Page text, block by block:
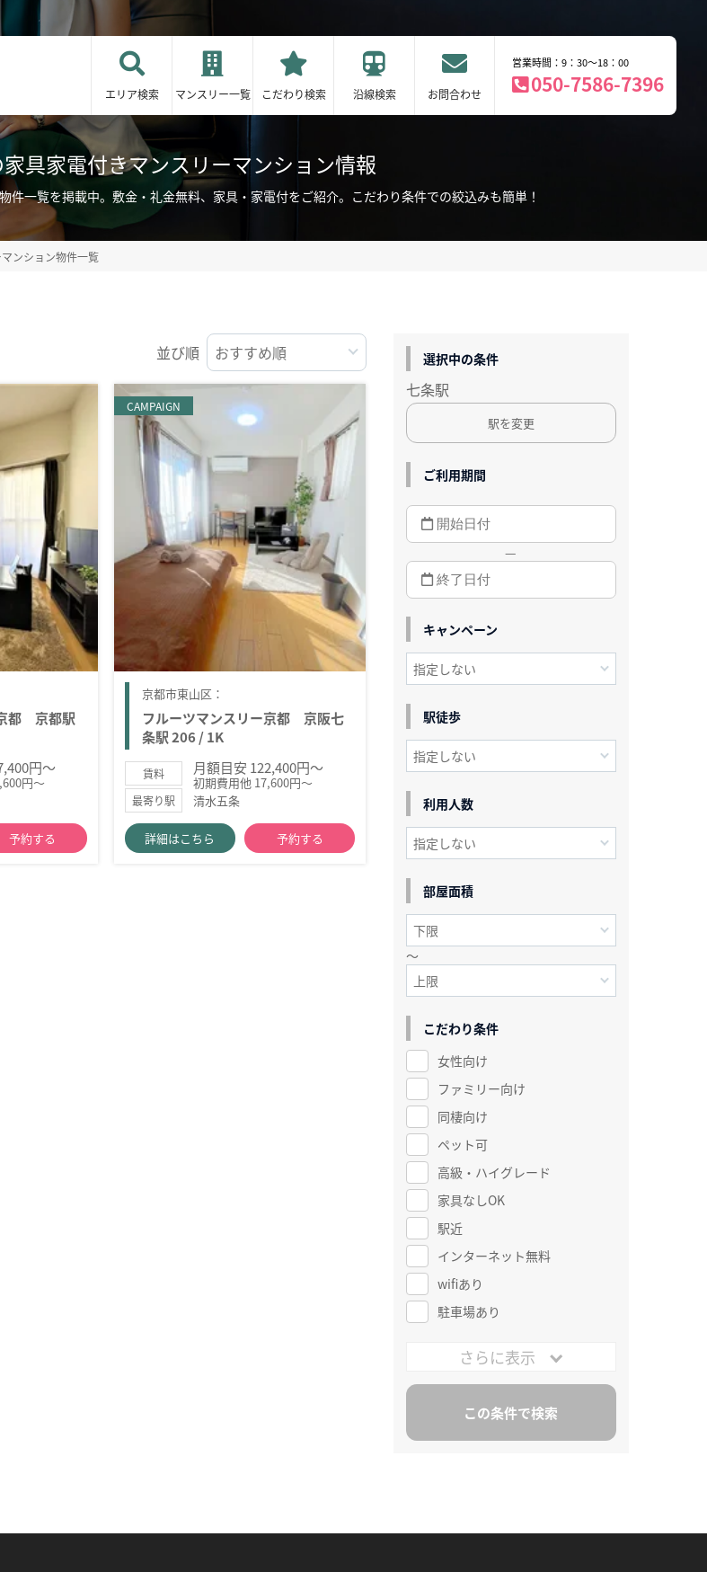
エリア検索 マンスリー一覧 こだわり検索 沿線検索 お問合わせ
営業時間：9：30～18：00
050-7586-7396
具家電付きマンスリーマンション情報
一覧を掲載中。敷金・礼金無料、家具・家電付をご紹介。こだわり条件での絞込みも簡単！
ンション物件一覧
並び順
都 京都駅
円～
円～
予約する
CAMPAIGN
京都市東山区：
フルーツマンスリー京都 京阪七
条駅 206 / 1K
賃料 月額目安 122,400円～
初期費用他 17,600円～
最寄り駅 清水五条
詳細はこちら 予約する
選択中の条件
七条駅
駅を変更
ご利用期間
—
キャンペーン
駅徒歩
利用人数
部屋面積
～
こだわり条件
女性向け
ファミリー向け
同棲向け
ペット可
高級・ハイグレード
家具なしOK
駅近
インターネット無料
wifiあり
駐車場あり
さらに表示